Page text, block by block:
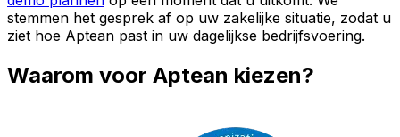
stemmen het gesprek af op uw zakelijke situatie, zodat u
ziet hoe Aptean past in uw dagelijkse bedrijfsvoering.
Waarom voor Aptean kiezen?